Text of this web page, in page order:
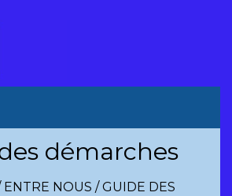
démarches
ENTRE NOUS /GUIDE DES